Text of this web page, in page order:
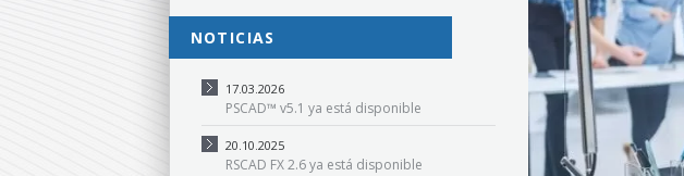
NOTICIAS
17.03.2026
PSCAD™ v5.1 ya está disponible
20.10.2025
RSCAD FX 2.6 ya está disponible